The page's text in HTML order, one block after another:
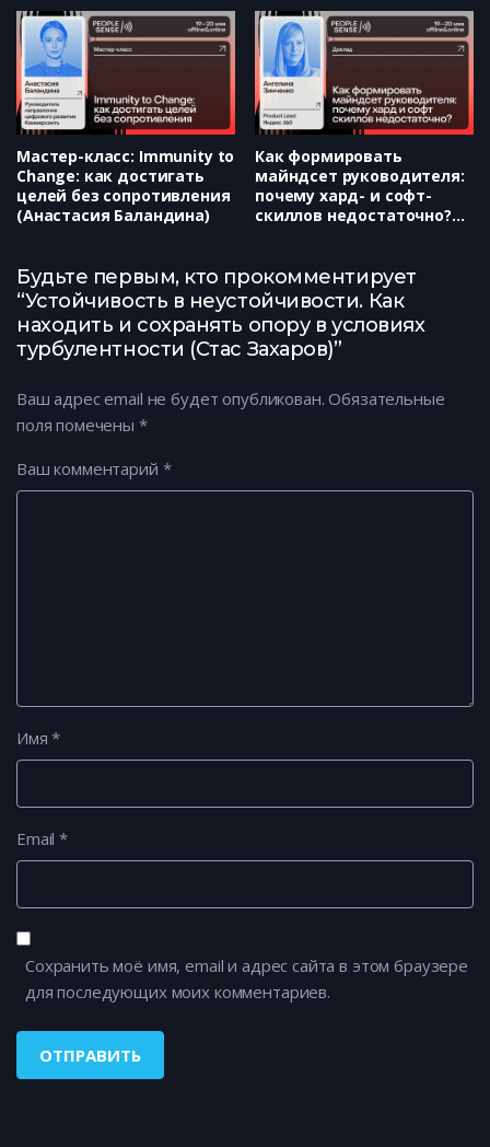
Мастер-класс: Immunity to
Сhange: как достигать
целей без сопротивления
(Анастасия Баландина)
Как формировать
майндсет руководителя:
почему хард- и софт-
скиллов недостаточно?
Будьте первым, кто прокомментирует
“Устойчивость в неустойчивости. Как
находить и сохранять опору в условиях
турбулентности (Стас Захаров)”
Ваш адрес email не будет опубликован. Обязательные
поля помечены *
Ваш комментарий *
Имя*
Email*
Сохранить моё имя, email и адрес сайта в этом браузере
для последующих моих комментариев.